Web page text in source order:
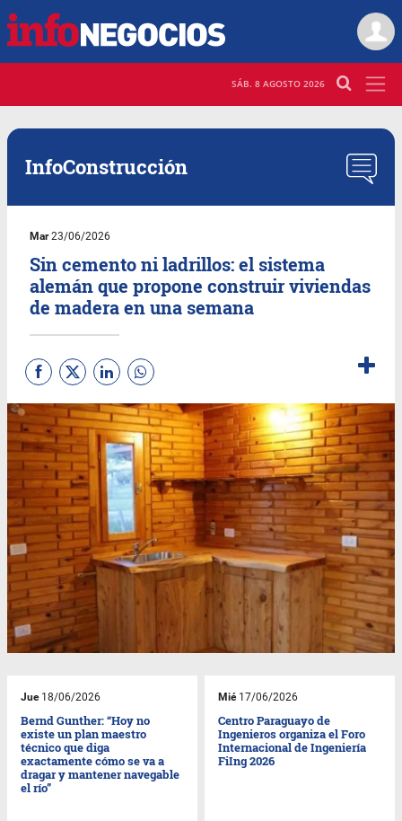
SÁB. 8 AGOSTO 2026
InfoConstrucción
Mar23/06/2026
Sin cemento ni ladrillos: el sistema
alemán que propone construir viviendas
de madera en una semana
Jue18/06/2026
Bernd Gunther: “Hoy no
existe un plan maestro
técnico que diga
exactamente cómo se va a
dragar y mantener navegable
el río”
Mié17/06/2026
Centro Paraguayo de
Ingenieros organiza el Foro
Internacional de Ingeniería
FiIng 2026